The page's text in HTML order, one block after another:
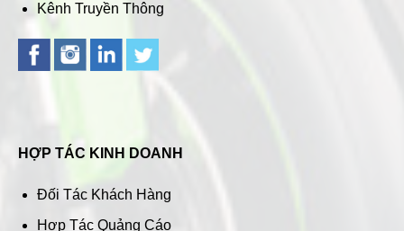
Kênh Truyền Thông
HỢP TÁC KINH DOANH
Đối Tác Khách Hàng
Hợp Tác Quảng Cáo